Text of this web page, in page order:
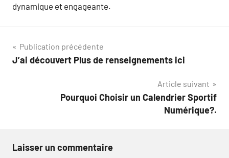
dynamique et engageante.
Navigation
de
Publication précédente
J’ai découvert Plus de renseignements ici
Article suivant
Pourquoi Choisir un Calendrier Sportif
Numérique?.
Laisser un commentaire